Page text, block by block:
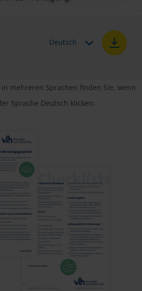
Deutsch
mehreren Sprachen finden Sie, wenn
Sprache Deutsch klicken.